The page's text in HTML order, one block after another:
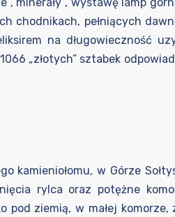
chodnikach, pełniących
na długowieczność
„złotych” sztabek
kamieniołomu, w Górze
rylca oraz potężne
pod ziemią, w małej